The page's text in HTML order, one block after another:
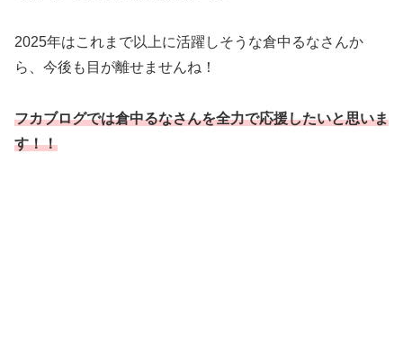
2025年はこれまで以上に活躍しそうな倉中るなさんか
ら、今後も目が離せませんね！
フカブログでは倉中るなさんを全力で応援したいと思いま
す！！